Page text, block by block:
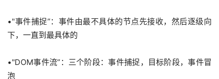
•"事件捕捉”：事件由最不具体的节点先接收，然后逐级向
下，一直到最具体的
•"DOM事件流”：三个阶段：事件捕捉，目标阶段，事件冒
泡